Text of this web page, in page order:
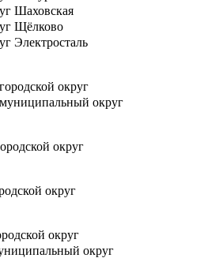
Шаховская
Щёлково
Электросталь
округ
округ
округ
округ
округ
округ